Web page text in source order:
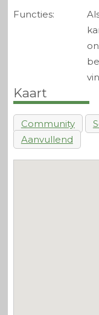
Functies:
Kaart
Community
Aanvullend